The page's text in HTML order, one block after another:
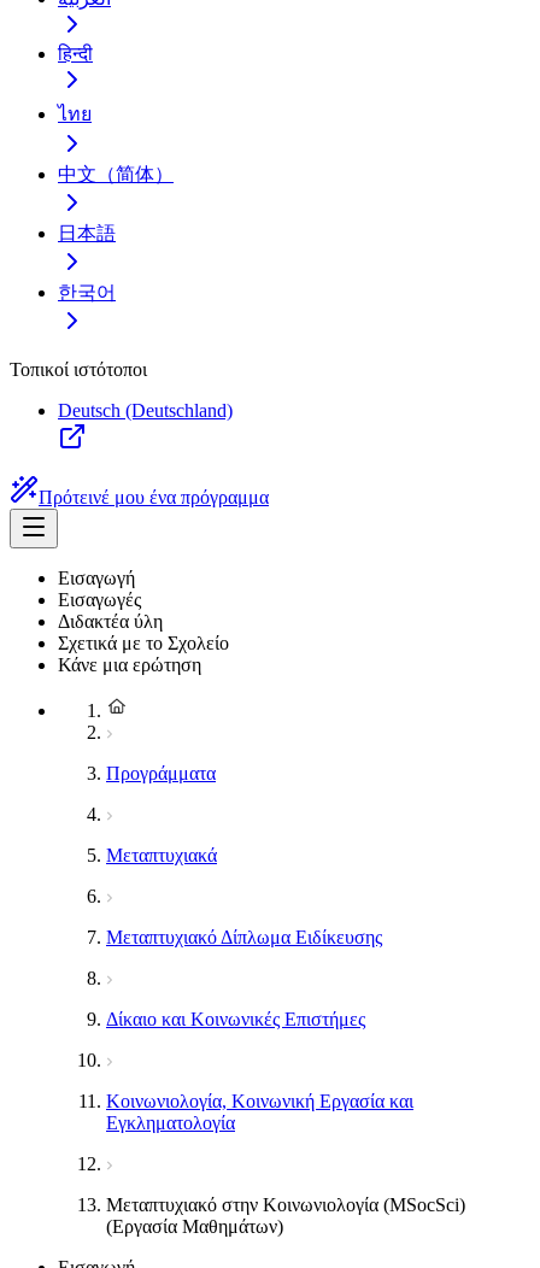
हिन्दी
ไทย
中文（简体）
日本語
한국어
Τοπικοί ιστότοποι
Deutsch (Deutschland)
Πρότεινέ μου ένα πρόγραμμα
Εισαγωγή
Εισαγωγές
Διδακτέα ύλη
Σχετικά με το Σχολείο
Κάνε μια ερώτηση
Προγράμματα
Μεταπτυχιακά
Μεταπτυχιακό Δίπλωμα Ειδίκευσης
Δίκαιο και Κοινωνικές Επιστήμες
Κοινωνιολογία, Κοινωνική Εργασία και
Εγκληματολογία
Μεταπτυχιακό στην Κοινωνιολογία (MSocSci)
(Εργασία Μαθημάτων)